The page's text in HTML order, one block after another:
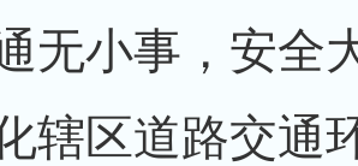
小事，安全
辖区道路交通